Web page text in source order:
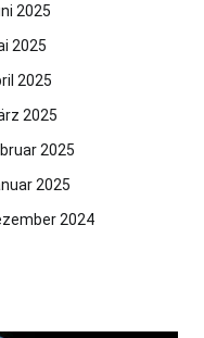
2025
2025
2025
2025
2025
2025
2024